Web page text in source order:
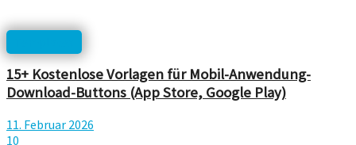
15+ Kostenlose Vorlagen für Mobil-Anwendung-
Download-Buttons (App Store, Google Play)
11. Februar 2026
10